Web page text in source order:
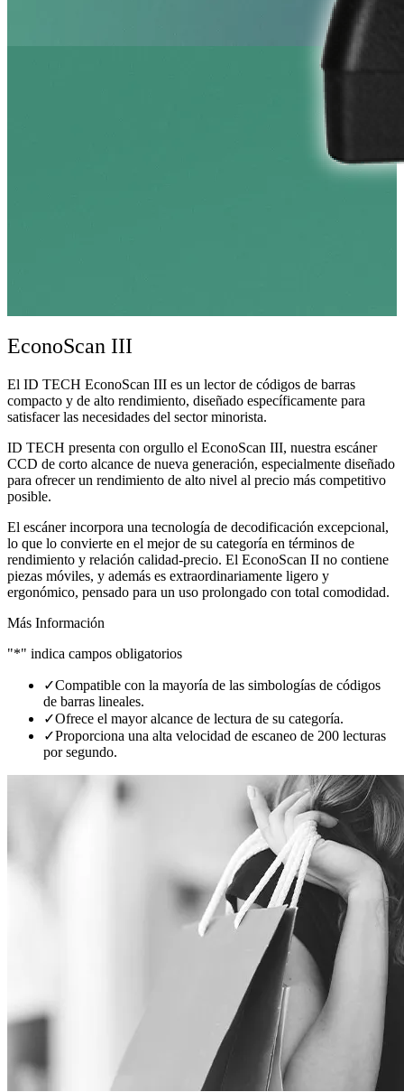
EconoScan III
El ID TECH EconoScan III es un lector de códigos de barras
compacto y de alto rendimiento, diseñado específicamente para
satisfacer las necesidades del sector minorista.
ID TECH presenta con orgullo el EconoScan III, nuestra escáner
CCD de corto alcance de nueva generación, especialmente diseñado
para ofrecer un rendimiento de alto nivel al precio más competitivo
posible.
El escáner incorpora una tecnología de decodificación excepcional,
lo que lo convierte en el mejor de su categoría en términos de
rendimiento y relación calidad-precio. El EconoScan II no contiene
piezas móviles, y además es extraordinariamente ligero y
ergonómico, pensado para un uso prolongado con total comodidad.
Más Información
"*" indica campos obligatorios
✓Compatible con la mayoría de las simbologías de códigos
de barras lineales.
✓Ofrece el mayor alcance de lectura de su categoría.
✓Proporciona una alta velocidad de escaneo de 200 lecturas
por segundo.